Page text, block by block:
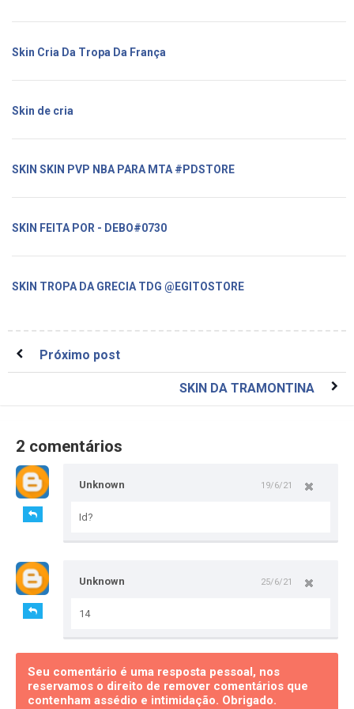
Skin Cria Da Tropa Da França
Skin de cria
SKIN SKIN PVP NBA PARA MTA #PDSTORE
SKIN FEITA POR - DEBO#0730
SKIN TROPA DA GRECIA TDG @EGITOSTORE
Próximo post
SKIN DA TRAMONTINA
2 comentários
Unknown 19/6/21
Id?
Unknown 25/6/21
14
Seu comentário é uma resposta pessoal, nos
reservamos o direito de remover comentários que
contenham assédio e intimidação. Obrigado.